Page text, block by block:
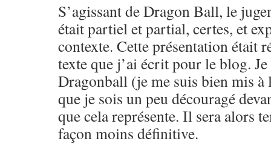
S’agissant de Dragon Ball, le
était partiel et partial, certes, et
contexte. Cette présentation était
texte que j’ai écrit pour le blog.
Dragonball (je me suis bien mis
que je sois un peu découragé
que cela représente. Il sera alors
façon moins définitive.